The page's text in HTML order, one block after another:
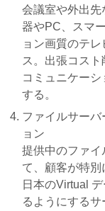
会議室や外出
器やPC、スマ
ョン画質のテ
ス。出張コス
コミュニケー
する。
ファイルサー
ョン
提供中のファイ
て、顧客が特
日本のVirtual
るようにする